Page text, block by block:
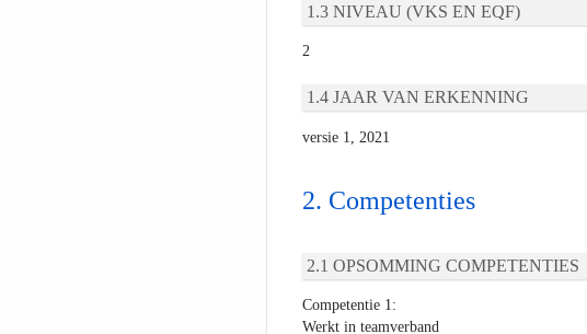
NIVEAU (VKS EN EQF)
2
JAAR VAN ERKENNING
versie 1, 2021
Competenties
OPSOMMING COMPETENTIES
Competentie 1:
Werkt in teamverband